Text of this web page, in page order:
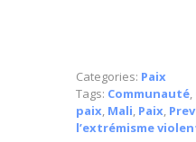
Categories: Paix
Tags: Communauté,
paix, Mali, Paix,
l’extrémisme